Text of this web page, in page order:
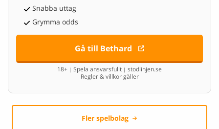
Snabba uttag
Grymma odds
Gå till Bethard
18+ | Spela ansvarsfullt | stodlinjen.se
Regler & villkor gäller
Fler spelbolag